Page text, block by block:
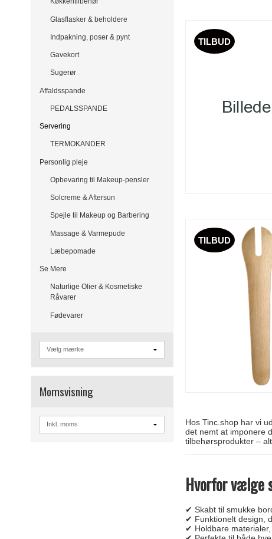
Glasflasker & beholdere
Indpakning, poser & pynt
Gavekort
Sugerør
Affaldsspande
PEDALSSPANDE
Servering
TERMOKANDER
Personlig pleje
Opbevaring til Makeup-pensler
Solcreme & Aftersun
Spejle til Makeup og Barbering
Massage & Varmepude
Læbepomade
Se Mere
Naturlige Olier & Kosmetiske
Råvarer
Fødevarer
Momsvisning
TILBUD
TILBUD
Hos Tinc.shop har vi
det nemt at imponere
tilbehørsprodukter –
Hvorfor vælge
✔ Skabt til smukke
✔ Funktionelt design,
✔ Holdbare